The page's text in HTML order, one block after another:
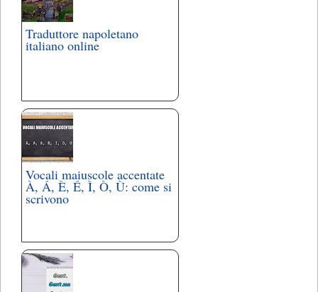
Traduttore napoletano
italiano online
Vocali maiuscole accentate
À, Á, È, É, Ì, Ò, Ù: come si
scrivono